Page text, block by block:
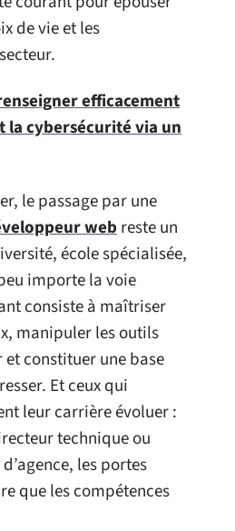
de vie et les
efficacement
la cybersécurité via un
le passage par une
webreste un
école spécialisée,
importe la voie
consiste à maîtriser
manipuler les outils
constituer une base
Et ceux qui
leur carrière évoluer :
technique ou
les portes
que les compétences